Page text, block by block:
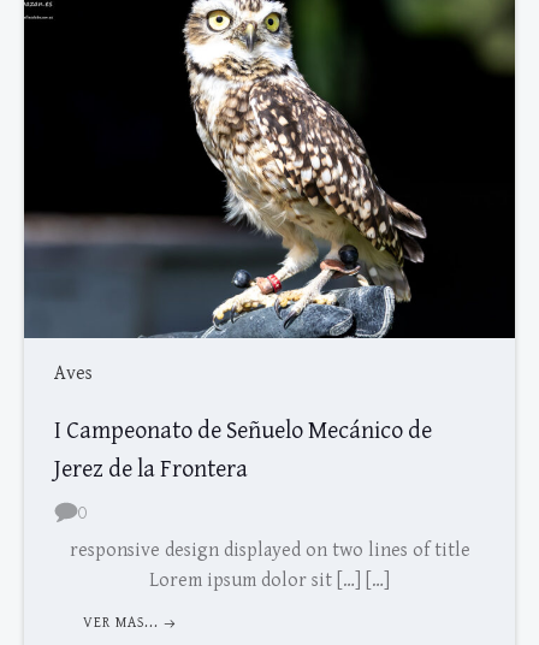
Aves
I Campeonato de Señuelo Mecánico de
Jerez de la Frontera
0
responsive design displayed on two lines of title
Lorem ipsum dolor sit […] […]
VER MAS...